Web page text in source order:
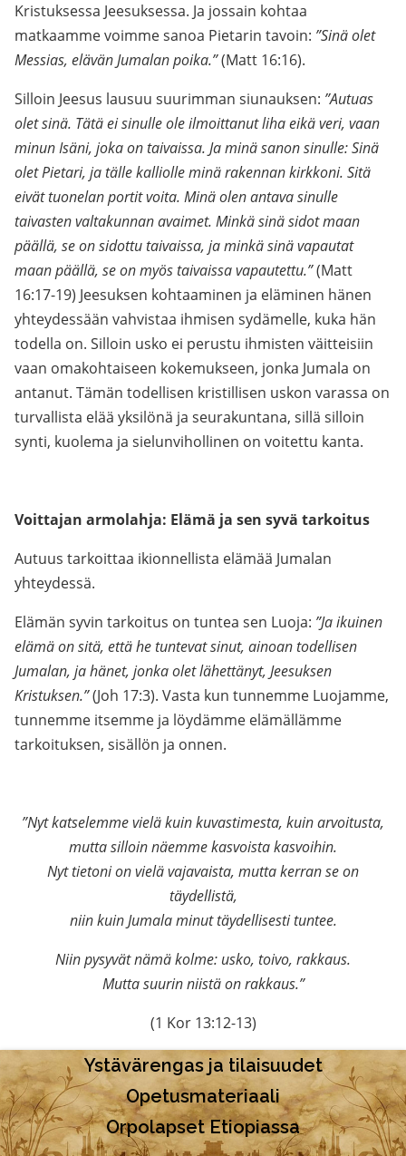
Kristuksessa Jeesuksessa. Ja jossain kohtaa
matkaamme voimme sanoa Pietarin tavoin: ”Sinä olet
Messias, elävän Jumalan poika.”(Matt 16:16).
Silloin Jeesus lausuu suurimman siunauksen: ”Autuas
olet sinä. Tätä ei sinulle ole ilmoittanut liha eikä veri, vaan
minun Isäni, joka on taivaissa. Ja minä sanon sinulle: Sinä
olet Pietari, ja tälle kalliolle minä rakennan kirkkoni. Sitä
eivät tuonelan portit voita. Minä olen antava sinulle
taivasten valtakunnan avaimet. Minkä sinä sidot maan
päällä, se on sidottu taivaissa, ja minkä sinä vapautat
maan päällä, se on myös taivaissa vapautettu.”(Matt
16:17-19) Jeesuksen kohtaaminen ja eläminen hänen
yhteydessään vahvistaa ihmisen sydämelle, kuka hän
todella on. Silloin usko ei perustu ihmisten väitteisiin
vaan omakohtaiseen kokemukseen, jonka Jumala on
antanut. Tämän todellisen kristillisen uskon varassa on
turvallista elää yksilönä ja seurakuntana, sillä silloin
synti, kuolema ja sielunvihollinen on voitettu kanta.
Voittajan armolahja: Elämä ja sen syvä tarkoitus
Autuus tarkoittaa ikionnellista elämää Jumalan
yhteydessä.
Elämän syvin tarkoitus on tuntea sen Luoja: ”Ja ikuinen
elämä on sitä, että he tuntevat sinut, ainoan todellisen
Jumalan, ja hänet, jonka olet lähettänyt, Jeesuksen
Kristuksen.”(Joh 17:3). Vasta kun tunnemme Luojamme,
tunnemme itsemme ja löydämme elämällämme
tarkoituksen, sisällön ja onnen.
”Nyt katselemme vielä kuin kuvastimesta, kuin arvoitusta,
mutta silloin näemme kasvoista kasvoihin.
Nyt tietoni on vielä vajavaista, mutta kerran se on
täydellistä,
niin kuin Jumala minut täydellisesti tuntee.
Niin pysyvät nämä kolme: usko, toivo, rakkaus.
Mutta suurin niistä on rakkaus.”
(1 Kor 13:12-13)
Ystävärengas ja tilaisuudet
Opetusmateriaali
Orpolapset Etiopiassa